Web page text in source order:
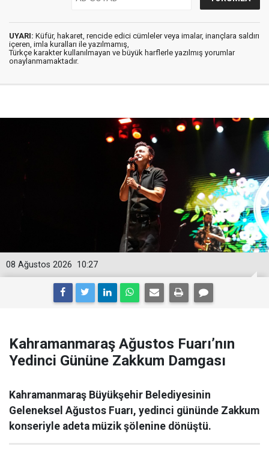
UYARI: Küfür, hakaret, rencide edici cümleler veya imalar, inançlara saldırı
içeren, imla kuralları ile yazılmamış,
Türkçe karakter kullanılmayan ve büyük harflerle yazılmış yorumlar
onaylanmamaktadır.
10:27
08 Ağustos 2026
Kahramanmaraş Ağustos Fuarı’nın
Yedinci Gününe Zakkum Damgası
Kahramanmaraş Büyükşehir Belediyesinin
Geleneksel Ağustos Fuarı, yedinci gününde Zakkum
konseriyle adeta müzik şölenine dönüştü.